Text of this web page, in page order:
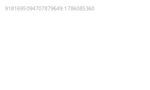
9181695094707879649:1786085360